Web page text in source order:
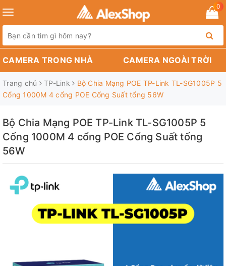
Toggle
navigation
0
CAMERA TRONG NHÀ CAMERA NGOÀI TRỜI
Trang chủ TP-Link
Bộ Chia Mạng POE TP-Link TL-SG1005P 5
Cổng 1000M 4 cổng POE Cổng Suất tổng 56W
Bộ Chia Mạng POE TP-Link TL-SG1005P 5
Cổng 1000M 4 cổng POE Cổng Suất tổng
56W